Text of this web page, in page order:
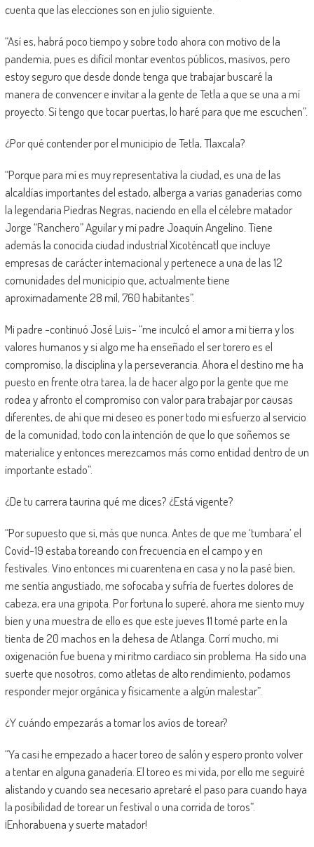
cuenta que las elecciones son en julio siguiente.
“Así es, habrá poco tiempo y sobre todo ahora con motivo de la
pandemia, pues es difícil montar eventos públicos, masivos, pero
estoy seguro que desde donde tenga que trabajar buscaré la
manera de convencer e invitar a la gente de Tetla a que se una a mí
proyecto. Si tengo que tocar puertas, lo haré para que me escuchen”.
¿Por qué contender por el municipio de Tetla, Tlaxcala?
“Porque para mí es muy representativa la ciudad, es una de las
alcaldías importantes del estado, alberga a varias ganaderías como
la legendaria Piedras Negras, naciendo en ella el célebre matador
Jorge “Ranchero” Aguilar y mi padre Joaquín Angelino. Tiene
además la conocida ciudad industrial Xicoténcatl que incluye
empresas de carácter internacional y pertenece a una de las 12
comunidades del municipio que, actualmente tiene
aproximadamente 28 mil, 760 habitantes”.
Mi padre -continuó José Luis- “me inculcó el amor a mi tierra y los
valores humanos y si algo me ha enseñado el ser torero es el
compromiso, la disciplina y la perseverancia. Ahora el destino me ha
puesto en frente otra tarea, la de hacer algo por la gente que me
rodea y afronto el compromiso con valor para trabajar por causas
diferentes, de ahí que mi deseo es poner todo mi esfuerzo al servicio
de la comunidad, todo con la intención de que lo que soñemos se
materialice y entonces merezcamos más como entidad dentro de un
importante estado”.
¿De tu carrera taurina qué me dices? ¿Está vigente?
“Por supuesto que sí, más que nunca. Antes de que me ‘tumbara’ el
Covid-19 estaba toreando con frecuencia en el campo y en
festivales. Vino entonces mi cuarentena en casa y no la pasé bien,
me sentía angustiado, me sofocaba y sufría de fuertes dolores de
cabeza, era una gripota. Por fortuna lo superé, ahora me siento muy
bien y una muestra de ello es que este jueves 11 tomé parte en la
tienta de 20 machos en la dehesa de Atlanga. Corrí mucho, mi
oxigenación fue buena y mi ritmo cardiaco sin problema. Ha sido una
suerte que nosotros, como atletas de alto rendimiento, podamos
responder mejor orgánica y físicamente a algún malestar”.
¿Y cuándo empezarás a tomar los avíos de torear?
“Ya casi he empezado a hacer toreo de salón y espero pronto volver
a tentar en alguna ganadería. El toreo es mi vida, por ello me seguiré
alistando y cuando sea necesario apretaré el paso para cuando haya
la posibilidad de torear un festival o una corrida de toros”.
¡Enhorabuena y suerte matador!